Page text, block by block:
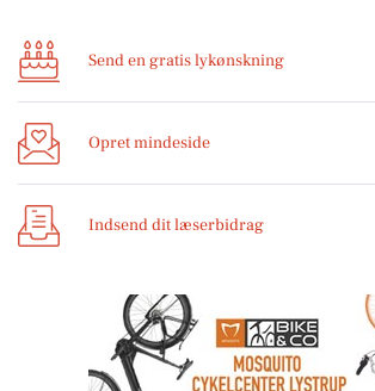
Send en gratis lykønskning
Opret mindeside
Indsend dit læserbidrag